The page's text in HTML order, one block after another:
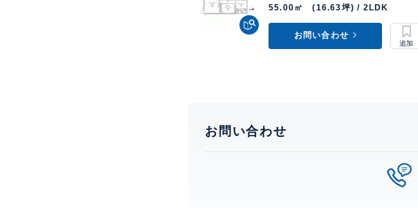
55.00㎡ (16.63坪) / 2LDK
お問い合わせ
お問い合わせ